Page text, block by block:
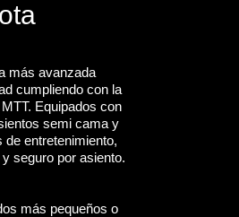
más avanzada
cumpliendo con la
Equipados con
semi cama y
entretenimiento,
seguro por asiento.
más pequeños o